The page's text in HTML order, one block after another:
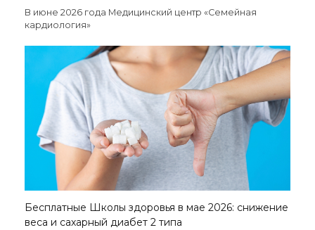
В июне 2026 года Медицинский центр «Семейная
кардиология»
Бесплатные Школы здоровья в мае 2026: снижение
веса и сахарный диабет 2 типа